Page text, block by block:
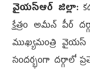
వైయస్‌ఆర్‌ జిల్లా:
క్షేత్రం అమీన్‌ పీర్‌
ముఖ్యమంత్రి
సంద‌ర్భంగా ద‌ర్గాలో